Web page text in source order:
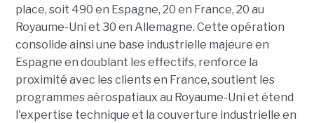
place, soit 490 en Espagne, 20 en France, 20 au
Royaume-Uni et 30 en Allemagne. Cette opération
consolide ainsi une base industrielle majeure en
Espagne en doublant les effectifs, renforce la
proximité avec les clients en France, soutient les
programmes aérospatiaux au Royaume-Uni et étend
l'expertise technique et la couverture industrielle en